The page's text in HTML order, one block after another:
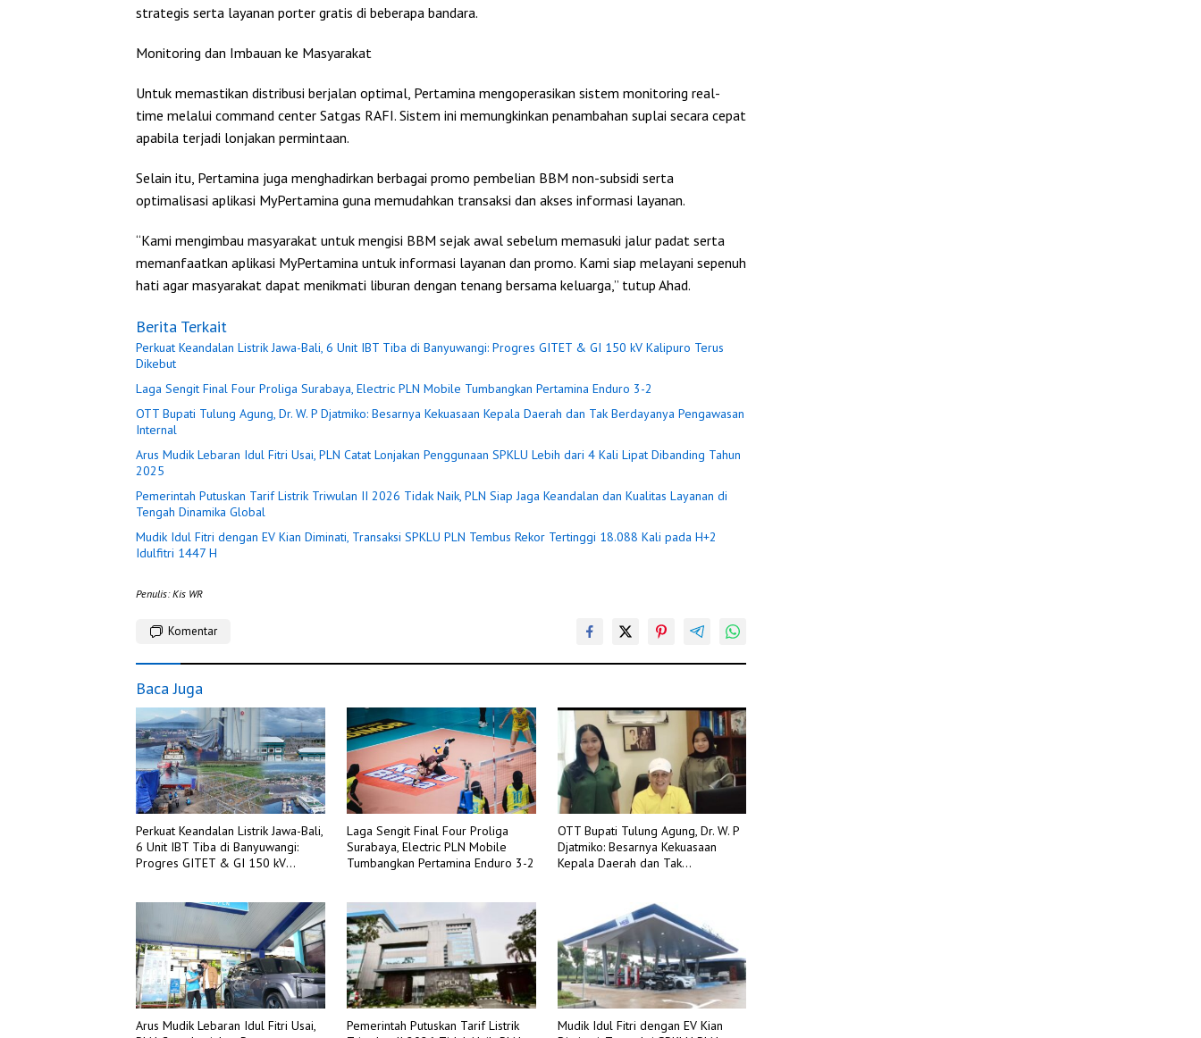
strategis serta layanan porter gratis di beberapa bandara.
Monitoring dan Imbauan ke Masyarakat
Untuk memastikan distribusi berjalan optimal, Pertamina mengoperasikan sistem monitoring real-
time melalui command center Satgas RAFI. Sistem ini memungkinkan penambahan suplai secara cepat
apabila terjadi lonjakan permintaan.
Selain itu, Pertamina juga menghadirkan berbagai promo pembelian BBM non-subsidi serta
optimalisasi aplikasi MyPertamina guna memudahkan transaksi dan akses informasi layanan.
“Kami mengimbau masyarakat untuk mengisi BBM sejak awal sebelum memasuki jalur padat serta
memanfaatkan aplikasi MyPertamina untuk informasi layanan dan promo. Kami siap melayani sepenuh
hati agar masyarakat dapat menikmati liburan dengan tenang bersama keluarga,” tutup Ahad.
Berita Terkait
Perkuat Keandalan Listrik Jawa-Bali, 6 Unit IBT Tiba di Banyuwangi: Progres GITET & GI 150 kV Kalipuro Terus
Dikebut
Laga Sengit Final Four Proliga Surabaya, Electric PLN Mobile Tumbangkan Pertamina Enduro 3-2
OTT Bupati Tulung Agung, Dr. W. P Djatmiko: Besarnya Kekuasaan Kepala Daerah dan Tak Berdayanya Pengawasan
Internal
Arus Mudik Lebaran Idul Fitri Usai, PLN Catat Lonjakan Penggunaan SPKLU Lebih dari 4 Kali Lipat Dibanding Tahun
2025
Pemerintah Putuskan Tarif Listrik Triwulan II 2026 Tidak Naik, PLN Siap Jaga Keandalan dan Kualitas Layanan di
Tengah Dinamika Global
Mudik Idul Fitri dengan EV Kian Diminati, Transaksi SPKLU PLN Tembus Rekor Tertinggi 18.088 Kali pada H+2
Idulfitri 1447 H
Penulis: Kis WR
Komentar
Baca Juga
Perkuat Keandalan Listrik Jawa-Bali,
6 Unit IBT Tiba di Banyuwangi:
Progres GITET & GI 150 kV
Laga Sengit Final Four Proliga
Surabaya, Electric PLN Mobile
Tumbangkan Pertamina Enduro 3-2
OTT Bupati Tulung Agung, Dr. W. P
Djatmiko: Besarnya Kekuasaan
Kepala Daerah dan Tak
Arus Mudik Lebaran Idul Fitri Usai,
Pemerintah Putuskan Tarif Listrik
Mudik Idul Fitri dengan EV Kian